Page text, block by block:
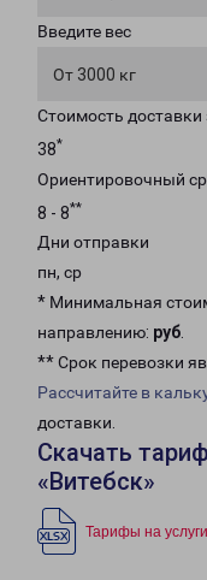
Введите вес
От 3000 кг
Стоимость
38*
Ориентировочный
8 - 8**
Дни отправки
пн, ср
* Минимальная
направлению: руб.
** Срок перевозки
Рассчитайте в
доставки.
Скачать
«Витебск»
Тарифы на